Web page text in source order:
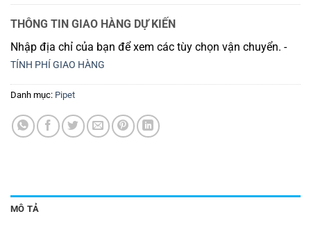
THÔNG TIN GIAO HÀNG DỰ KIẾN
Nhập địa chỉ của bạn để xem các tùy chọn vận chuyển. -
TÍNH PHÍ GIAO HÀNG
Danh mục: Pipet
MÔ TẢ